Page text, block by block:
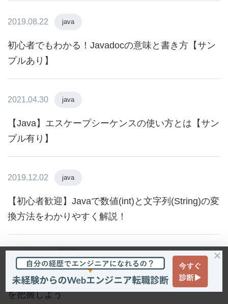
2019.08.22 java
初心者でもわかる！Javadocの意味と書き方【サン
プルあり】
2021.04.30 java
【Java】エスケープシーケンスの使い方とは【サン
プル有り】
2019.12.02 java
【初心者歓迎】Javaで数値(int)と文字列(String)の変
換方法をわかりやすく解説！
2022.01.07 java
Javaのヒープサイズとは？メモリの確認・設定方法
を把握しよう